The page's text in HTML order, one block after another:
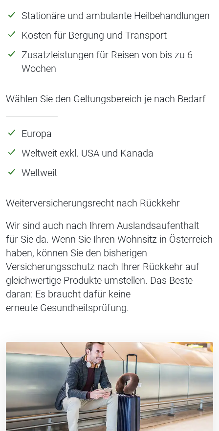
Stationäre und ambulante Heilbehandlungen
Kosten für Bergung und Transport
Zusatzleistungen für Reisen von bis zu 6
Wochen
Wählen Sie den Geltungsbereich je nach Bedarf
Europa
Weltweit exkl. USA und Kanada
Weltweit
Weiterversicherungsrecht nach Rückkehr
Wir sind auch nach Ihrem Auslandsaufenthalt
für Sie da. Wenn Sie Ihren Wohnsitz in Österreich
haben, können Sie den bisherigen
Versicherungsschutz nach Ihrer Rückkehr auf
gleichwertige Produkte umstellen. Das Beste
daran: Es braucht dafür keine
erneute Gesundheitsprüfung.